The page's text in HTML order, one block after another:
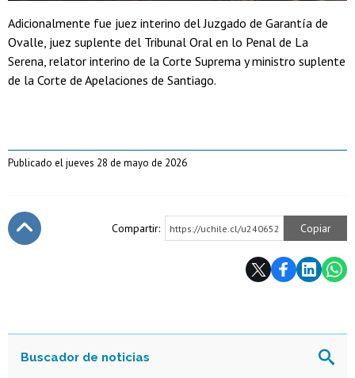
Adicionalmente fue juez interino del Juzgado de Garantía de
Ovalle, juez suplente del Tribunal Oral en lo Penal de La
Serena, relator interino de la Corte Suprema y ministro suplente
de la Corte de Apelaciones de Santiago.
Publicado el jueves 28 de mayo de 2026
Compartir: https://uchile.cl/u240652 Copiar